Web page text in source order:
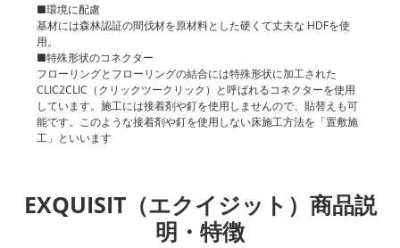
■環境に配慮
基材には森林認証の間伐材を原材料とした硬くて丈夫な HDFを使
用。
■特殊形状のコネクター
フローリングとフローリングの結合には特殊形状に加工された
CLIC2CLIC（クリックツークリック）と呼ばれるコネクターを使用
しています。施工には接着剤や釘を使用しませんので、貼替えも可
能です。このような接着剤や釘を使用しない床施工方法を「置敷施
工」といいます
EXQUISIT（エクイジット）商品説
明・特徴